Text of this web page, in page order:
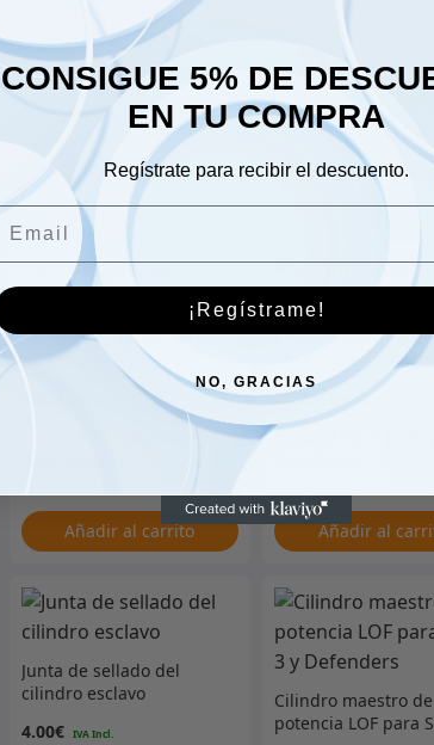
Kit de sello del cilindro
maestro
Añadir al carrito
Cilindro maestro de
embrague-S3 –
25.00€
Añadir al
Junta de sellado del
cilindro esclavo
4.00€
Cilindro maestro de
potencia LOF para
CONSIGUE 5% DE
EN TU COMPRA
Regístrate para recibir el descuento.
¡Regístrame!
NO, GRACIAS